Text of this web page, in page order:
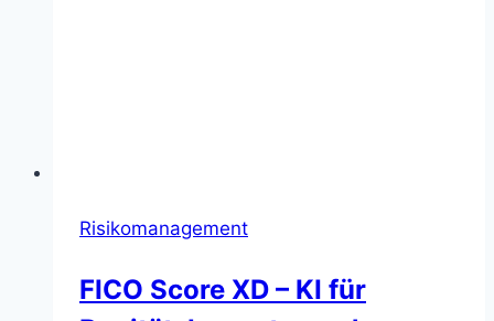
Risikomanagement
FICO Score XD – KI für